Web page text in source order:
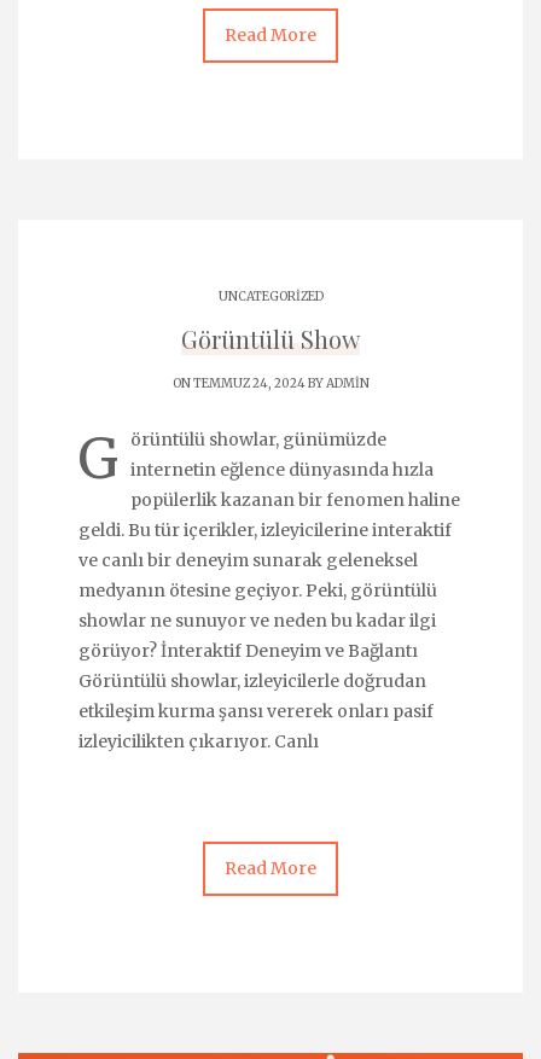
Read More
UNCATEGORIZED
Görüntülü Show
ON TEMMUZ 24, 2024 BYADMIN
G
örüntülü showlar, günümüzde
internetin eğlence dünyasında hızla
popülerlik kazanan bir fenomen haline
geldi. Bu tür içerikler, izleyicilerine interaktif
ve canlı bir deneyim sunarak geleneksel
medyanın ötesine geçiyor. Peki, görüntülü
showlar ne sunuyor ve neden bu kadar ilgi
görüyor? İnteraktif Deneyim ve Bağlantı
Görüntülü showlar, izleyicilerle doğrudan
etkileşim kurma şansı vererek onları pasif
izleyicilikten çıkarıyor. Canlı
Read More